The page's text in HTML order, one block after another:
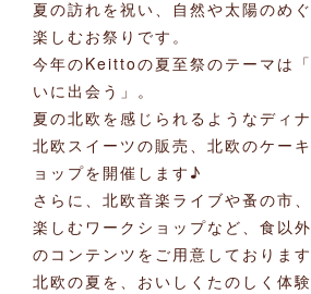
夏の訪れを祝い、自然や太陽のめ
楽しむお祭りです。
今年のKeittoの夏至祭のテーマは
いに出会う」。
夏の北欧を感じられるようなディ
北欧スイーツの販売、北欧のケー
ョップを開催します♪
さらに、北欧音楽ライブや蚤の市
楽しむワークショップなど、食以
のコンテンツをご用意しております
北欧の夏を、おいしくたのしく体